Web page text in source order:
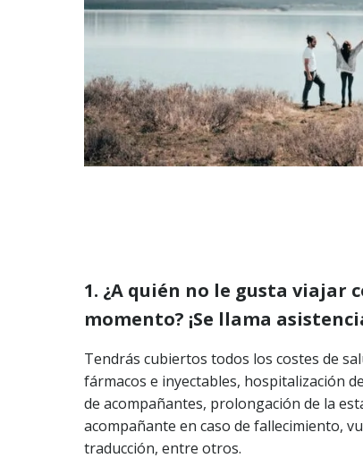
1. ¿A quién no le gusta viajar
momento? ¡Se llama
Tendrás cubiertos todos los costes de
fármacos e inyectables, hospitalización
de acompañantes, prolongación de la
acompañante en caso de fallecimiento,
traducción, entre otros.